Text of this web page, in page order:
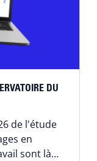
DU
de l'étude
en
sont là !